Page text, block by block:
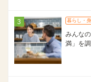
暮らし・
みんな
満」を